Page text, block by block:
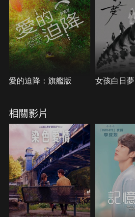
愛的迫降：旗艦版 女孩白日夢
相關影片